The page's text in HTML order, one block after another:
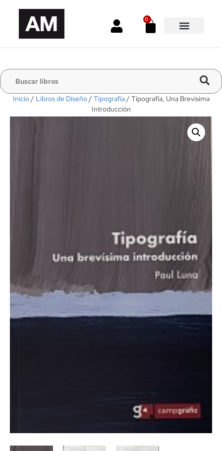
0
Inicio/ Libros de Diseño/ Tipografía/ Tipografía, Una Brevisima
Introducción